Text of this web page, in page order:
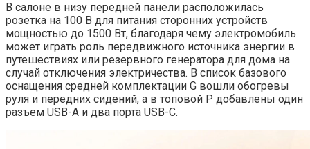
В салоне в низу передней панели расположилась
розетка на 100 В для питания сторонних устройств
мощностью до 1500 Вт, благодаря чему электромобиль
может играть роль передвижного источника энергии в
путешествиях или резервного генератора для дома на
случай отключения электричества. В список базового
оснащения средней комплектации G вошли обогревы
руля и передних сидений, а в топовой P добавлены один
разъем USB-A и два порта USB-C.